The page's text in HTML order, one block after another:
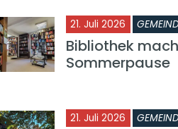
21. Juli 2026
Bibliothek
Sommerpause
21. Juli 2026